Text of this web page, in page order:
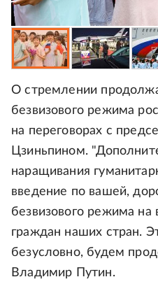
О стремлении
безвизового режима
на переговорах с
Цзиньпином.
наращивания
введение по вашей,
безвизового режима на
граждан наших стран.
безусловно, будем
Владимир Путин.